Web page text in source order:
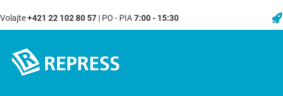
Volajte+421 22 102 80 57 | PO - PIA7:00 - 15:30
Content